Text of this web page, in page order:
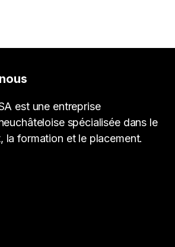
est une entreprise
spécialisée dans le
la formation et le placement.